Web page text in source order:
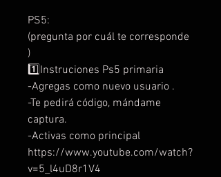
PS5:
(pregunta por cuál te corresponde
)
1️⃣Instruciones Ps5 primaria
-Agregas como nuevo usuario .
-Te pedirá código, mándame
captura.
-Activas como principal
https://www.youtube.com/watch?
v=5_l4uD8r1V4